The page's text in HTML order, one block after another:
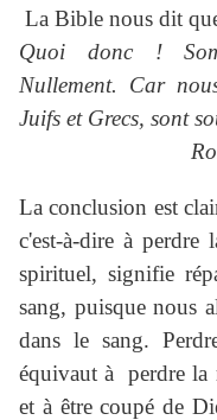
La Bible nous dit
Quoi donc !
Nullement. Car
Juifs et Grecs, sont
La conclusion est
c'est-à-dire à
spirituel, signifie
sang, puisque nous
dans le sang.
équivaut à perdre la
et à être coupé de